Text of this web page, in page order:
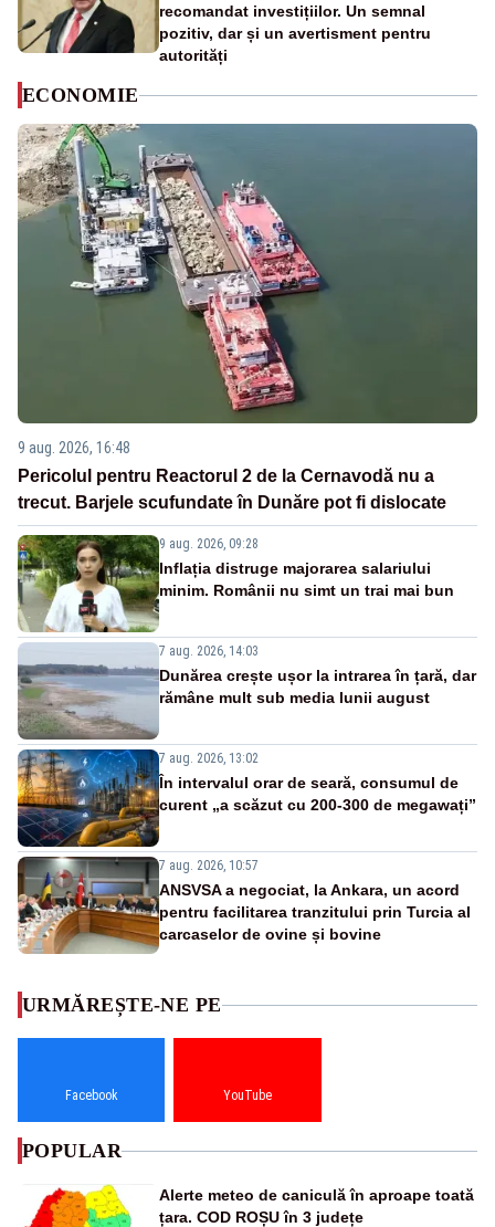
recomandat investițiilor. Un semnal
pozitiv, dar și un avertisment pentru
autorități
ECONOMIE
9 aug. 2026, 16:48
Pericolul pentru Reactorul 2 de la Cernavodă nu a
trecut. Barjele scufundate în Dunăre pot fi dislocate
9 aug. 2026, 09:28
Inflația distruge majorarea salariului
minim. Românii nu simt un trai mai bun
7 aug. 2026, 14:03
Dunărea crește ușor la intrarea în țară, dar
rămâne mult sub media lunii august
7 aug. 2026, 13:02
În intervalul orar de seară, consumul de
curent „a scăzut cu 200-300 de megawați”
7 aug. 2026, 10:57
ANSVSA a negociat, la Ankara, un acord
pentru facilitarea tranzitului prin Turcia al
carcaselor de ovine și bovine
URMĂREȘTE-NE PE
Facebook YouTube
POPULAR
Alerte meteo de caniculă în aproape toată
țara. COD ROȘU în 3 județe